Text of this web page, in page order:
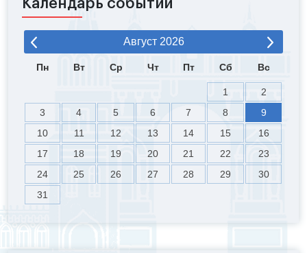
Календарь событий
Август 2026
Пн Вт Ср Чт Пт Сб Вс
1
2
3
4 5 6 7 8
9
10
11 12 13 14 15
16
17
18 19 20 21 22
23
24
25 26 27 28 29
30
31